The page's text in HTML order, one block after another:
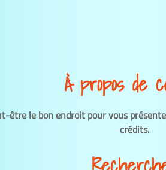
À propos de
être le bon endroit pour vous
crédits.